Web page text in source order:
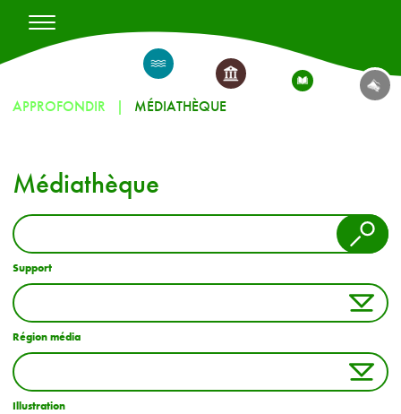
APPROFONDIR MÉDIATHÈQUE
Médiathèque
Support
Région média
Illustration